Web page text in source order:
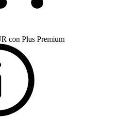
con Plus Premium